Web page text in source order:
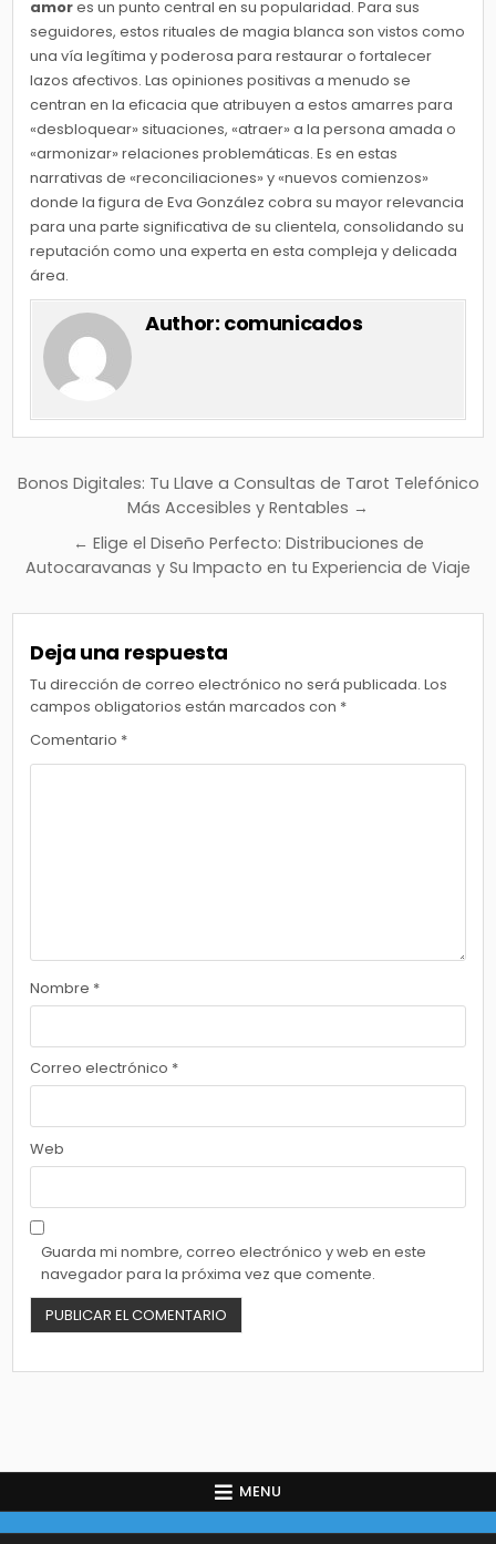
amores un punto central en su popularidad. Para sus
seguidores, estos rituales de magia blanca son vistos como
una vía legítima y poderosa para restaurar o fortalecer
lazos afectivos. Las opiniones positivas a menudo se
centran en la eficacia que atribuyen a estos amarres para
«desbloquear» situaciones, «atraer» a la persona amada o
«armonizar» relaciones problemáticas. Es en estas
narrativas de «reconciliaciones» y «nuevos comienzos»
donde la figura de Eva González cobra su mayor relevancia
para una parte significativa de su clientela, consolidando su
reputación como una experta en esta compleja y delicada
área.
Author: comunicados
Navegación
entradas
Bonos Digitales: Tu Llave a Consultas de Tarot Telefónico
Más Accesibles y Rentables →
← Elige el Diseño Perfecto: Distribuciones de
Autocaravanas y Su Impacto en tu Experiencia de Viaje
Deja una respuesta
Tu dirección de correo electrónico no será publicada. Los
campos obligatorios están marcados con *
Comentario *
Nombre *
Correo electrónico *
Web
Guarda mi nombre, correo electrónico y web en este
navegador para la próxima vez que comente.
MENU